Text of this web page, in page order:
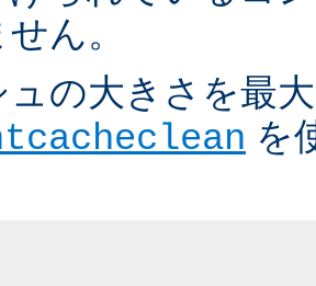
ん。
ュの大きさを最
を